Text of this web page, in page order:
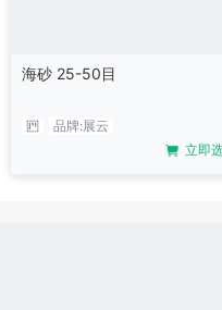
海砂 25-50目
品牌:展云
立即